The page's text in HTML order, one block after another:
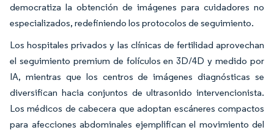
democratiza la obtención de imágenes para cuidadores no
especializados, redefiniendo los protocolos de seguimiento.
Los hospitales privados y las clínicas de fertilidad aprovechan
el seguimiento premium de folículos en 3D/4D y medido por
IA, mientras que los centros de imágenes diagnósticas se
diversifican hacia conjuntos de ultrasonido intervencionista.
Los médicos de cabecera que adoptan escáneres compactos
para afecciones abdominales ejemplifican el movimiento del